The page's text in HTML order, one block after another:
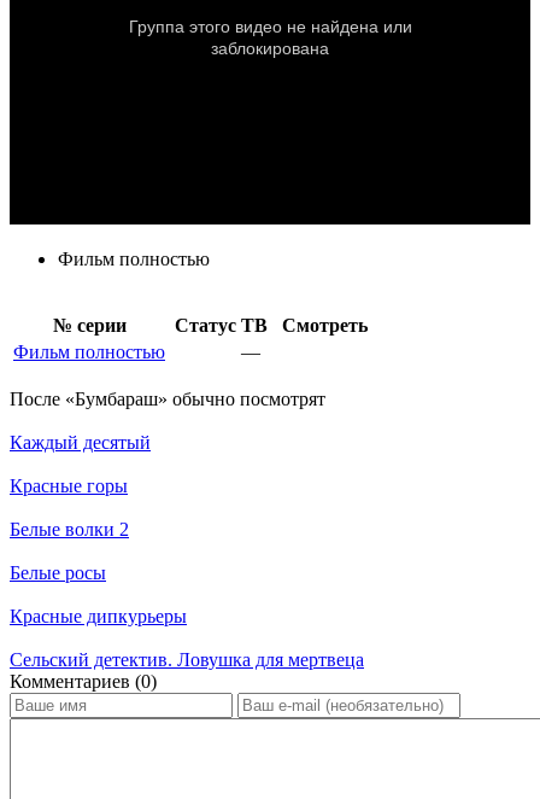
Фильм полностью
№ се­рии Ста­тус ТВ
Смот­реть
Фильм полностью
—
По­сле «Бумбараш» обыч­но по­смот­рят
Каждый десятый
Красные горы
Белые волки 2
Белые росы
Красные дипкурьеры
Сельский детектив. Ловушка для мертвеца
Ком­мен­та­ри­ев (0)